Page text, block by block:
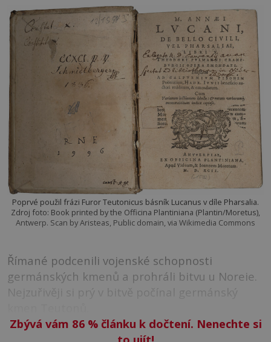
Poprvé použil frázi Furor Teutonicus básník Lucanus v díle Pharsalia.
Zdroj foto: Book printed by the Officina Plantiniana (Plantin/Moretus),
Antwerp. Scan by Aristeas, Public domain, via Wikimedia Commons
Římané podcenili vojenské schopnosti
germánských kmenů a prohráli bitvu u Noreie.
Nejzuřivěji si prý v bitvě počínal germánský
Zbývá vám 86 %článku k dočtení. Nenechte si